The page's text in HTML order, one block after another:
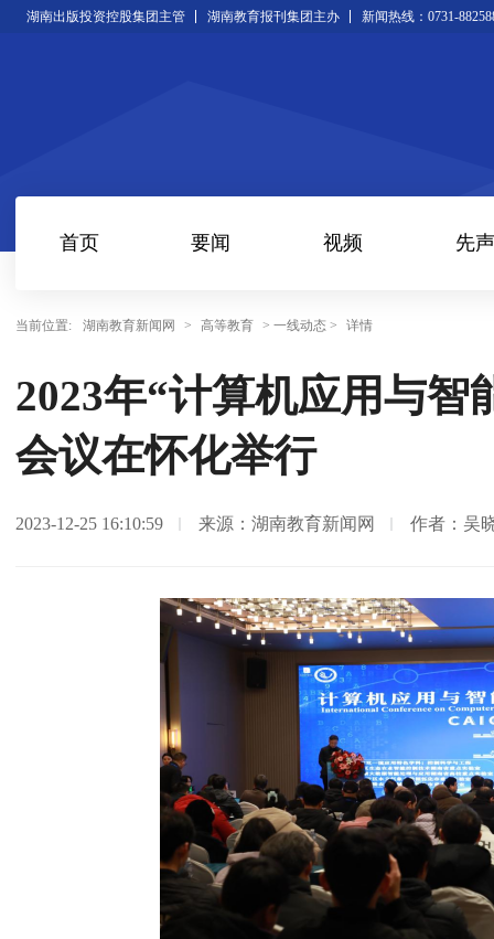
湖南出版投资控股集团主管 湖南教育报刊集团主办 新闻热线：0731-
首页 要闻 视频 先声
当前位置: 湖南教育新闻网 > 高等教育 > 一线动态 > 详情
2023年“计算机应用与智
会议在怀化举行
2023-12-25 16:10:59 来源：湖南教育新闻网 作者：吴